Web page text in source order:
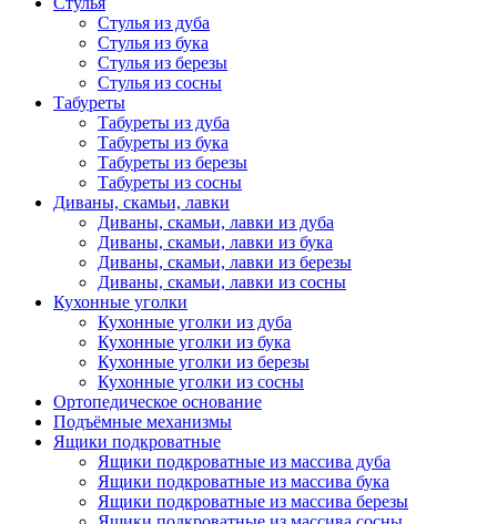
Стулья из дуба
Стулья из бука
Стулья из березы
Стулья из сосны
Табуреты
Табуреты из дуба
Табуреты из бука
Табуреты из березы
Табуреты из сосны
Диваны, скамьи, лавки
Диваны, скамьи, лавки из дуба
Диваны, скамьи, лавки из бука
Диваны, скамьи, лавки из березы
Диваны, скамьи, лавки из сосны
Кухонные уголки
Кухонные уголки из дуба
Кухонные уголки из бука
Кухонные уголки из березы
Кухонные уголки из сосны
Ортопедическое основание
Подъёмные механизмы
Ящики подкроватные
Ящики подкроватные из массива дуба
Ящики подкроватные из массива бука
Ящики подкроватные из массива березы